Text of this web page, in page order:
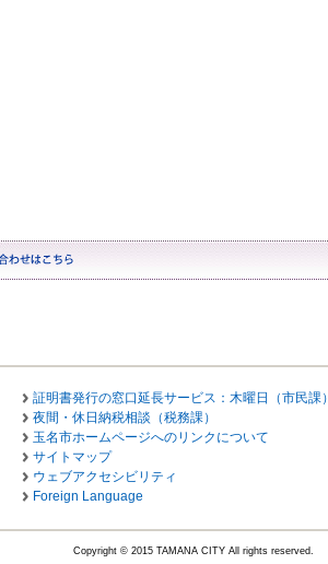
証明書発行の窓口延長サービス：木曜日（市民課）
夜間・休日納税相談（税務課）
玉名市ホームページへのリンクについて
サイトマップ
ウェブアクセシビリティ
Foreign Language
Copyright © 2015 TAMANA CITY All rights reserved.